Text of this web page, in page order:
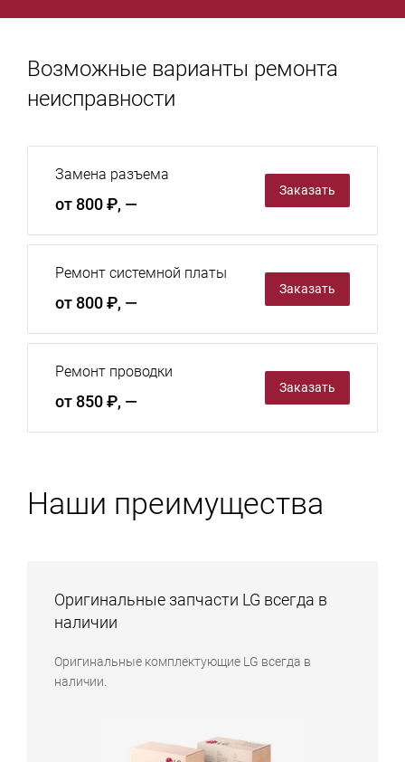
Возможные варианты ремонта
неисправности
Замена разъема
от 800 ₽, —
Заказать
Ремонт системной платы
от 800 ₽, —
Заказать
Ремонт проводки
от 850 ₽, —
Заказать
Наши преимущества
Оригинальные запчасти LG всегда в
наличии
Оригинальные комплектующие LG всегда в
наличии.